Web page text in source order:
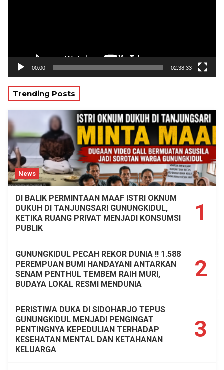
00:00 02:38:33
Trending Posts
News
1
DI BALIK PERMINTAAN MAAF ISTRI OKNUM
DUKUH DI TANJUNGSARI GUNUNGKIDUL,
KETIKA RUANG PRIVAT MENJADI KONSUMSI
PUBLIK
2
GUNUNGKIDUL PECAH REKOR DUNIA !! 1.588
PEREMPUAN BUMI HANDAYANI ANTARKAN
SENAM PENTHUL TEMBEM RAIH MURI,
BUDAYA LOKAL RESMI MENDUNIA
3
PERISTIWA DUKA DI SIDOHARJO TEPUS
GUNUNGKIDUL MENJADI PENGINGAT
PENTINGNYA KEPEDULIAN TERHADAP
KESEHATAN MENTAL DAN KETAHANAN
KELUARGA